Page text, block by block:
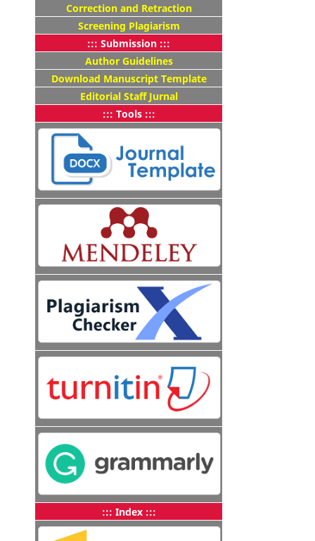
Correction and Retraction
Screening Plagiarism
::: Submission :::
Author Guidelines
Download Manuscript Template
Editorial Staff Jurnal
::: Tools :::
::: Index :::